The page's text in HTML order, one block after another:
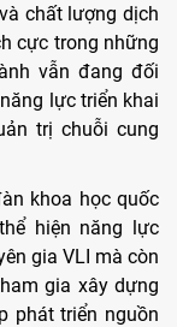
chất lượng dịch
cực trong những
vẫn đang đối
lực triển khai
trị chuỗi cung
khoa học quốc
hiện năng lực
gia VLI mà còn
gia xây dựng
phát triển nguồn